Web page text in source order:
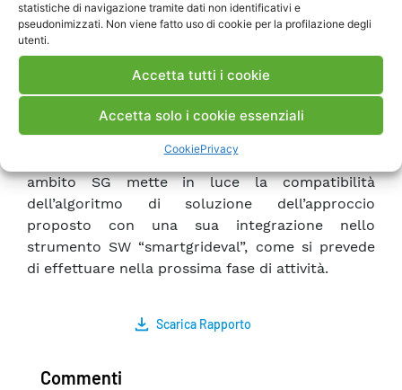
statistiche di navigazione tramite dati non identificativi e
pseudonimizzati. Non viene fatto uso di cookie per la profilazione degli
utenti.
Accetta tutti i cookie
Accetta solo i cookie essenziali
CookiePrivacy
determinare specifici schemi di pesi per l’analisi
multi-criteri. È così possibile annullare i
condizionamenti introdotti dalla soggettività del
decisore e fornire la soluzione con il più elevato
grado di accettazione, considerata l’intera platea
di stakeholder.
L’analisi delle dimensioni tipiche dei problemi
decisionali relativi alla selezione progettuale in
ambito SG mette in luce la compatibilità
dell’algoritmo di soluzione dell’approccio
proposto con una sua integrazione nello
strumento SW “smartgrideval”, come si prevede
di effettuare nella prossima fase di attività.
Scarica Rapporto
Commenti